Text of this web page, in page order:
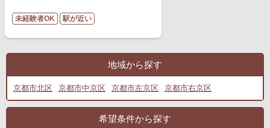
未経験者OK 駅が近い
地域から探す
京都市北区 京都市中京区 京都市左京区 京都市右京区
希望条件から探す